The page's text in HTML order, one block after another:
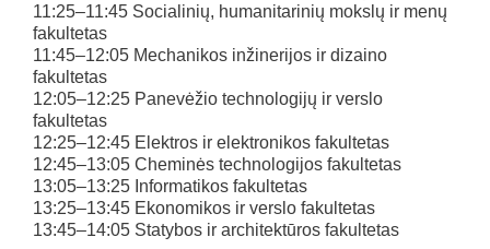
11:25–11:45 Socialinių, humanitarinių mokslų ir menų
fakultetas
11:45–12:05 Mechanikos inžinerijos ir dizaino
fakultetas
12:05–12:25 Panevėžio technologijų ir verslo
fakultetas
12:25–12:45 Elektros ir elektronikos fakultetas
12:45–13:05 Cheminės technologijos fakultetas
13:05–13:25 Informatikos fakultetas
13:25–13:45 Ekonomikos ir verslo fakultetas
13:45–14:05 Statybos ir architektūros fakultetas